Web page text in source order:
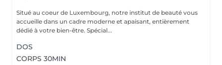
Situé au coeur de Luxembourg, notre institut de beauté vous
accueille dans un cadre moderne et apaisant, entièrement
dédié à votre bien-être. Spécial...
DOS
CORPS 30MIN